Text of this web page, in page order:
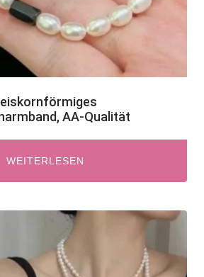
AA-Qualität
WEITERLESEN